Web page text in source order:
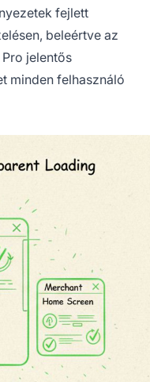
fejlett
beleértve az
jelentős
minden felhasználó